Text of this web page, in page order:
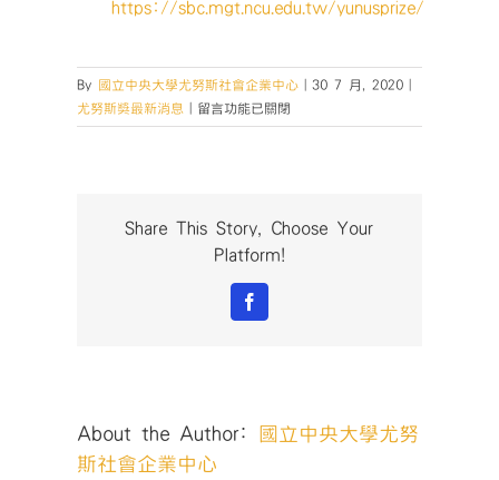
https://sbc.mgt.ncu.edu.tw/yunusprize/
By 國立中央大學尤努斯社會企業中心 30 7 月, 2020
尤努斯獎最新消息
在
〈【國
工
考
術：
留言功能已關閉
Share This Story, Choose Your
Platform!
Facebook
About the Author:
國立中央大學尤努
斯社會企業中心